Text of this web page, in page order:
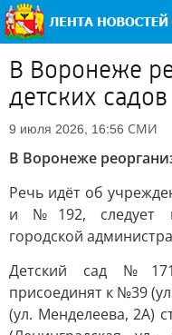
В Воронеже
детских садов
9 июля 2026, 16:56 СМИ
В Воронеже
Речь идёт об
и №192, следует
городской
Детский сад
присоединят к №39
(ул. Менделеева, 2А)